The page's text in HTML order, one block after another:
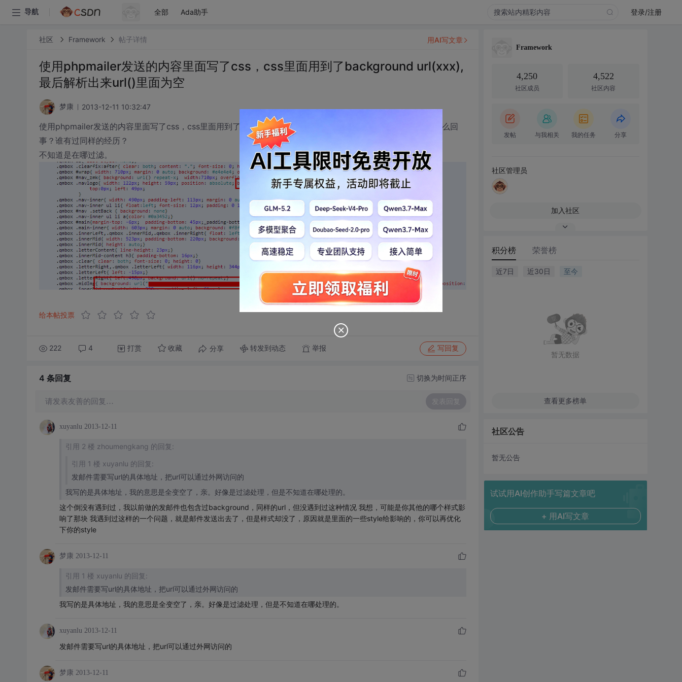
导航 全部 Ada助手 登录/注册
社区 Framework 帖子详情
使用phpmailer发送的内容里面写了css，css里面用到了background url(xxx),
最后解析出来url()里面为空
梦康 2013-12-11 10:32:47
使用phpmailer发送的内容里面写了css，css里面用到了background url(xxx),最后解析出来url()里面为空，是怎么回
事？谁有过同样的经历？
不知道是在哪过滤。
给本帖投票
222 4 打赏 收藏 分享 转发到动态 举报 写回复
用AI写文章
4 条回复 切换为时间正序
请发表友善的回复… 发表回复
xuyanlu 2013-12-11
引用 2 楼 zhoumengkang 的回复:
引用 1 楼 xuyanlu 的回复:
发邮件需要写url的具体地址，把url可以通过外网访问的
我写的是具体地址，我的意思是全变空了，亲。好像是过滤处理，但是不知道在哪处理的。
这个倒没有遇到过，我以前做的发邮件也包含过background，同样的url，但没遇到过这种情况 我想，可能是你其他的哪个样式影
响了那块 我遇到过这样的一个问题，就是邮件发送出去了，但是样式却没了，原因就是里面的一些style给影响的，你可以再优化
下你的style
梦康 2013-12-11
引用 1 楼 xuyanlu 的回复:
发邮件需要写url的具体地址，把url可以通过外网访问的
我写的是具体地址，我的意思是全变空了，亲。好像是过滤处理，但是不知道在哪处理的。
xuyanlu 2013-12-11
发邮件需要写url的具体地址，把url可以通过外网访问的
梦康 2013-12-11
Framework
4,250
社区成员
4,522
社区内容
发帖 与我相关 我的任务 分享
社区管理员
加入社区
积分榜 荣誉榜
近7日 近30日 至今
暂无数据
查看更多榜单
社区公告
暂无公告
试试用AI创作助手写篇文章吧
+ 用AI写文章